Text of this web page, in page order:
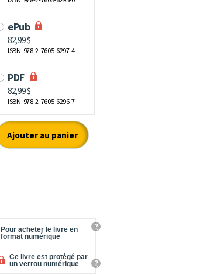
Pour acheter le livre en
format numérique
?
Ce livre est protégé par
un verrou numérique
?